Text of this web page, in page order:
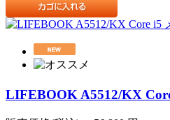
LIFEBOOK A5512/KX